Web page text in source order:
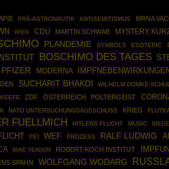
PRÄ-ASTRONAUTIK ANTISEMITISMUS MRNA
WIEN CDU MARTIN SCHWAB MYSTERY
PLANDEMIE SYMBOLS ESOTERIC
BOSCHIMO DES TAGES
PFIZER MODERNA
SUCHARIT BHAKDI WILHELM DOMKE-
ZDF ÖSTERREICH POLTERGEIST
NATO UNTERSUCHUNGSAUSSCHUSS KRIEG
FUELLMICH HITLERS FLUCHT MUSIC
PEI WEF PROZESS RALF LUDWIG
MIKE YEADON ROBERT-KOCH INSTITUT
SPAHN WOLFGANG WODARG